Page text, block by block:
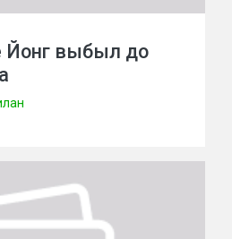
выбыл до